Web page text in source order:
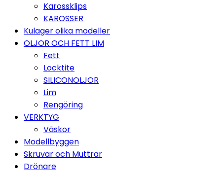
Karossklips
KAROSSER
Kulager olika modeller
OLJOR OCH FETT LIM
Fett
Locktite
SILICONOLJOR
Lim
Rengöring
VERKTYG
Väskor
Modellbyggen
Skruvar och Muttrar
Drönare